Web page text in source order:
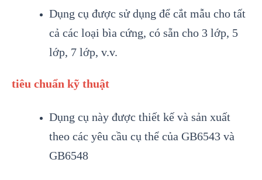
Dụng cụ được sử dụng để cắt mẫu cho tất
cả các loại bìa cứng, có sẵn cho 3 lớp, 5
lớp, 7 lớp, v.v.
tiêu chuẩn kỹ thuật
Dụng cụ này được thiết kế và sản xuất
theo các yêu cầu cụ thể của GB6543 và
GB6548